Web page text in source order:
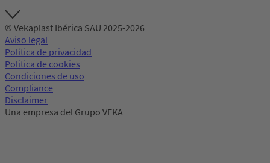
© Vekaplast Ibérica SAU 2025-2026
Aviso legal
Política de privacidad
Politica de cookies
Condiciones de uso
Compliance
Disclaimer
Una empresa del Grupo VEKA